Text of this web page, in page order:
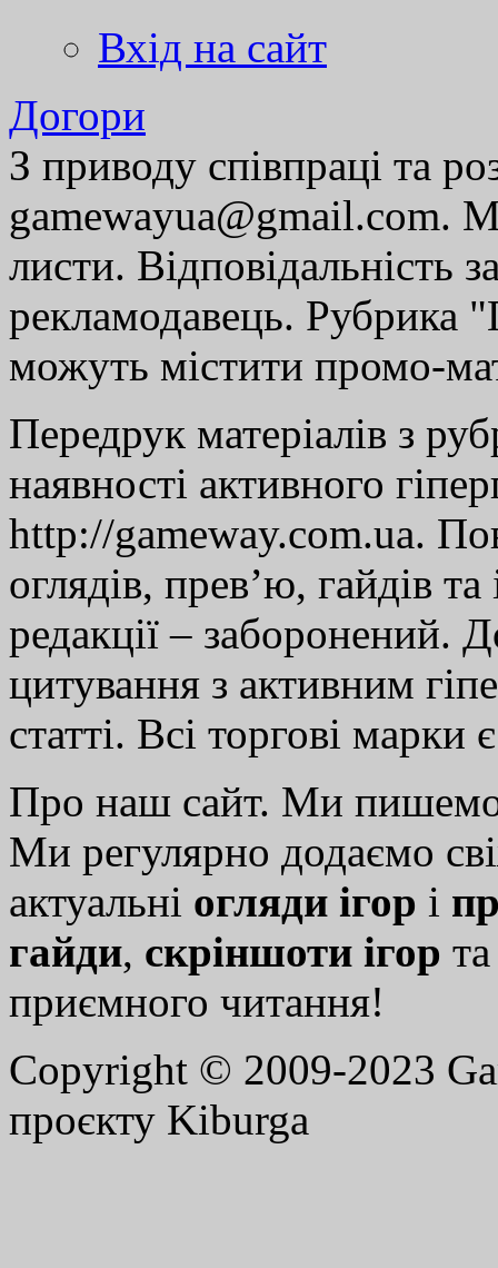
Вхід на сайт
Догори
З приводу співпраці та
gamewayua@gmail.com.
листи. Відповідальність
рекламодавець. Рубрика
можуть містити промо-
Передрук матеріалів з
наявності активного
http://gameway.com.ua.
оглядів, прев’ю, гайдів
редакції – заборонений.
цитування з активним
статті. Всі торгові марки
Про наш сайт. Ми
Ми регулярно додаємо
актуальні огляди ігор і
гайди, скріншоти ігор
приємного читання!
Copyright © 2009-2023
проєкту Kiburga